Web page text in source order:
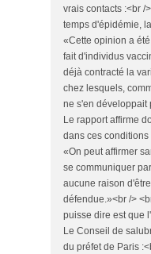
vrais contacts :<br /
temps d'épidémie,
«Cette opinion a
fait d'individus
déjà contracté la
chez lesquels,
ne s'en développait
Le rapport affirme
dans ces conditions
«On peut affirmer
se communiquer
aucune raison
défendue.»<br />
puisse dire est que
Le Conseil de
du préfet de Paris